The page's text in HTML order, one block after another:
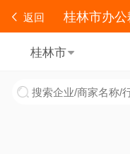
返回
桂林市